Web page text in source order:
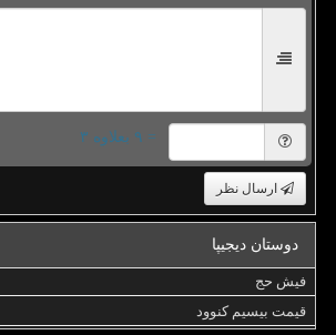
= ۹ بعلاوه ۳
ارسال نظر
دوستان دیجیپا
فیش حج
قیمت بیسیم کنوود